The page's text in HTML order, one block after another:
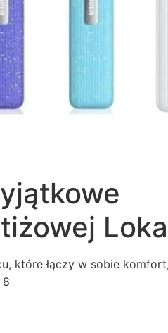
które łączy w sobie
8